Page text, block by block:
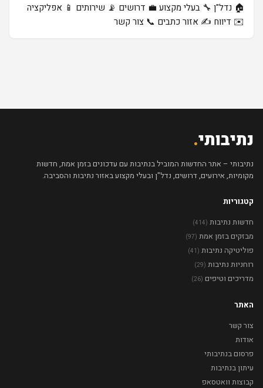
🏠 נדל"ן 🔧 בעלי מקצוע 💼 דרושים 📡 שירותים 📱 אפליקציה
✉️ דיווח ✍️ אזור כתבים 📞 צור קשר
נתיבותי.
נתיבותי – אתר החדשות המוביל בנתיבות עם עדכונים בזמן אמת, חדשות
מקומיות, אירועים, דרושים, נדל"ן ובעלי מקצוע באזור נתיבות והסביבה.
קטגוריות
חדשות נתיבות (414)
מבזקים בזמן אמת (97)
פוליטיקה נתיבות (41)
רוחניות נתיבות (29)
מדריכים וטיפים (26)
האתר
צור קשר
אודות
פרסום בנתיבותי
עיתון בנתיבות
קבוצות וואטסאפ